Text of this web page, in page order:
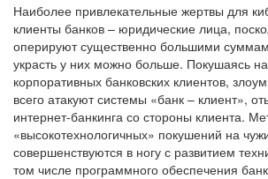
Наиболее привлекательные жертвы для
клиенты банков – юридические лица,
оперируют существенно большими
украсть у них можно больше. Покушаясь
корпоративных банковских клиентов,
всего атакуют системы «банк – клиент»,
интернет-банкинга со стороны клиента.
«высокотехнологичных» покушений на
совершенствуются в ногу с развитием
том числе программного обеспечения